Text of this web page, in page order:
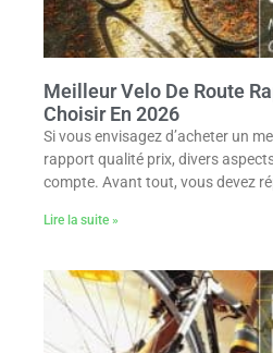
Meilleur Velo De Route
Choisir En 2026
Si vous envisagez d’acheter un
rapport qualité prix, divers
compte. Avant tout, vous devez
Lire la suite »